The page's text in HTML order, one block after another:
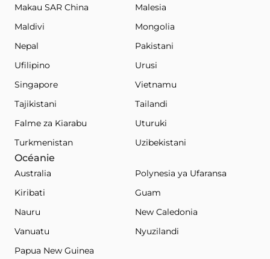
Makau SAR China
Malesia
Maldivi
Mongolia
Nepal
Pakistani
Ufilipino
Urusi
Singapore
Vietnamu
Tajikistani
Tailandi
Falme za Kiarabu
Uturuki
Turkmenistan
Uzibekistani
Océanie
Australia
Polynesia ya Ufaransa
Kiribati
Guam
Nauru
New Caledonia
Vanuatu
Nyuzilandi
Papua New Guinea